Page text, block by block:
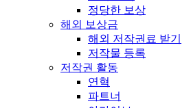
정당한 보상
해외 보상금
해외 저작권료 받기
저작물 등록
저작권 활동
연혁
파트너